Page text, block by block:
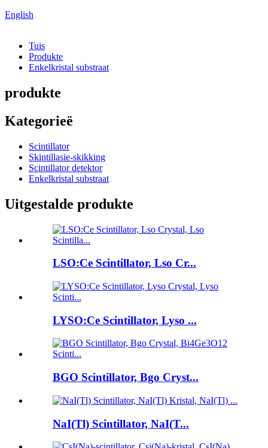
English
Tuis
Produkte
Enkelkristal substraat
produkte
Kategorieë
Scintillator
Skintillasie-skikking
Scintillator detektor
Enkelkristal substraat
Uitgestalde produkte
LSO:Ce Scintillator, Lso Cr...
LYSO:Ce Scintillator, Lyso ...
BGO Scintillator, Bgo Cryst...
NaI(Tl) Scintillator, NaI(T...